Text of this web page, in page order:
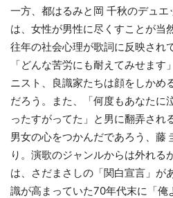
一方、都はるみと岡 千秋のデュエ
は、女性が男性に尽くすことが当
往年の社会心理が歌詞に反映され
「どんな苦労にも耐えてみせます
ニスト、良識家たちは顔をしかめ
だろう。また、「何度もあなたに
ったすがってた」と男に翻弄され
男女の心をつかんだであろう、藤
り。演歌のジャンルからは外れる
は、さだまさしの「関白宣言」が
識が高まっていた70年代末に「俺